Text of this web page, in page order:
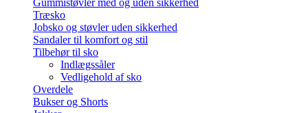
Gummistøvler med og uden sikkerhed
Træsko
Jobsko og støvler uden sikkerhed
Sandaler til komfort og stil
Tilbehør til sko
Indlægssåler
Vedligehold af sko
Overdele
Bukser og Shorts